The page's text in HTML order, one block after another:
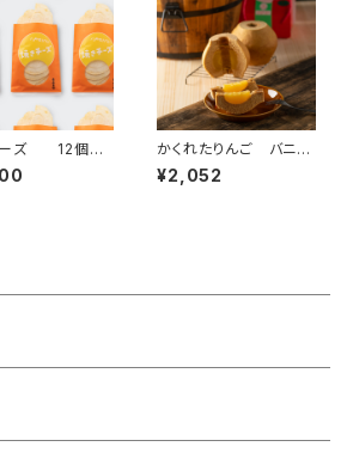
ーズ 12個セ
～値上げ)
かくれたりんご バニ
ラ (2026年3月1日よ
り値上げとなります)
¥2,052